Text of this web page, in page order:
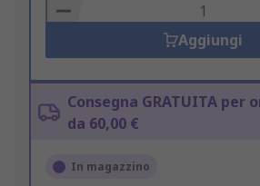
Basket
Aggiungi
Consegna GRATUITA per
da 60,00 €
In magazzino